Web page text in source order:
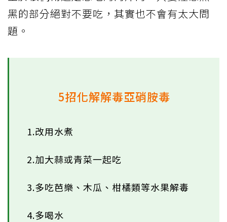
黑的部分絕對不要吃，其實也不會有太大問
題。
5招化解解毒亞硝胺毒
1.改用水煮
2.加大蒜或青菜一起吃
3.多吃芭樂、木瓜、柑橘類等水果解毒
4.多喝水